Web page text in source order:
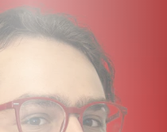
32 bits, la FR-AV2
les longs tournages
SDXC jusqu'à 512 Go,
de temps à changer
du contenu.